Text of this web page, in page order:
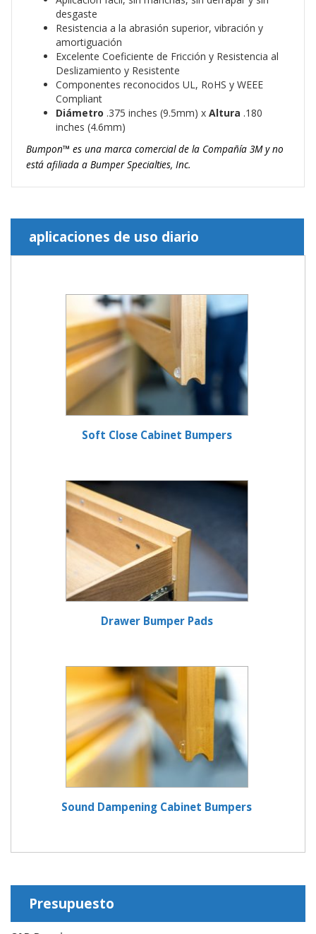
desgaste
Resistencia a la abrasión superior, vibración y
amortiguación
Excelente Coeficiente de Fricción y Resistencia al
Deslizamiento y Resistente
Componentes reconocidos UL, RoHS y WEEE
Compliant
Diámetro .375 inches (9.5mm) x Altura .180
inches (4.6mm)
Bumpon™ es una marca comercial de la Compañía 3M y no
está afiliada a Bumper Specialties, Inc.
aplicaciones de uso diario
Soft Close Cabinet Bumpers
Drawer Bumper Pads
Sound Dampening Cabinet Bumpers
Presupuesto